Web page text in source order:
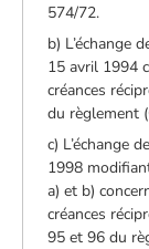
574/72.
b) L’échange
15 avril 1994
créances
du règlement
c) L’échange
1998
a) et b)
créances
95 et 96 du